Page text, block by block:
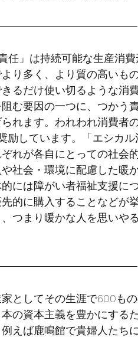
任」は持続可能な生産消
り多く、より質の高いも
るだけ使い切るような消
む要因の一つに、つかう
れます。われわれ消費者
励しています。「エシカ
れが各自にとっての社会
社会・環境に配慮した暖
には障がい者福祉支援に
的に購入することなどが
つまり暖かな人を思いや
としてその生涯で600も
の資本主義を豊かにする
えば鹿鳴館で貴婦人たち